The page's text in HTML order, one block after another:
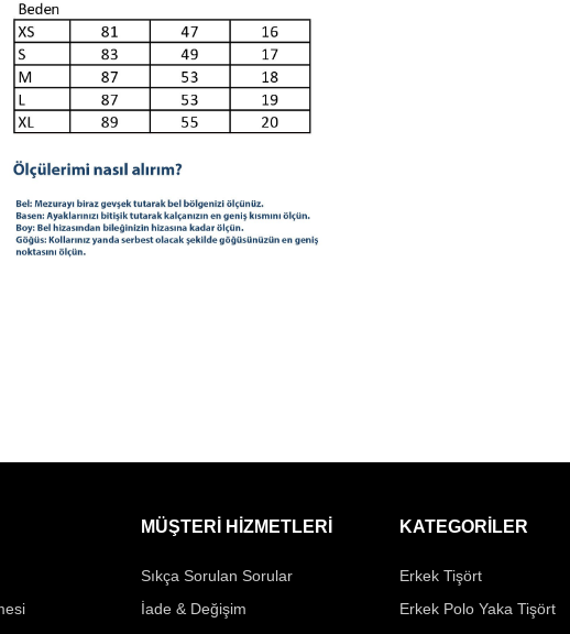
MÜŞTERİ HİZMETLERİ
Sıkça Sorulan Sorular
İade & Değişim
KATEGORİLER
Erkek Tişört
Erkek Polo Yaka Tişört